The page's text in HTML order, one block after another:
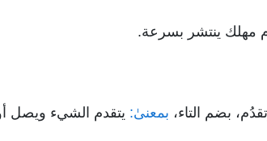
مهلك ينتشر بسرعة.
بضم التاء، بمعنىٰ: يتقدم الشيء ويصل